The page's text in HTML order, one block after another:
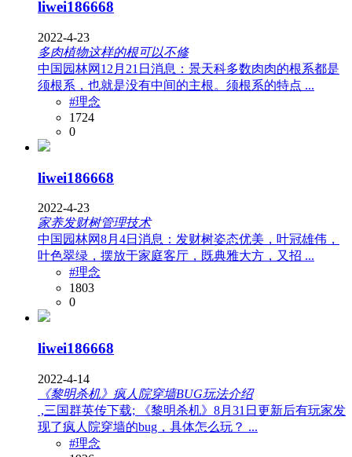
liwei186668
2022-4-23
多肉植物这样的根可以不修
中国园林网12月21日消息：景天科多数肉肉的根系都是
须根系，也就是没有中间的主根。须根系的特点 ...
#理念
1724
0
liwei186668
2022-4-23
家养发财树管理技术
中国园林网8月4日消息：发财树姿态优美，叶冠雄伟，
叶色翠绿，摆放于家庭客厅，既典雅大方，又招 ...
#理念
1803
0
liwei186668
2022-4-14
《黎明杀机》疯人院穿墙BUG玩法介绍
,三国群英传下载; 《黎明杀机》8月31日更新后有玩家发
现了疯人院穿墙的bug，具体怎么玩？ ...
#理念